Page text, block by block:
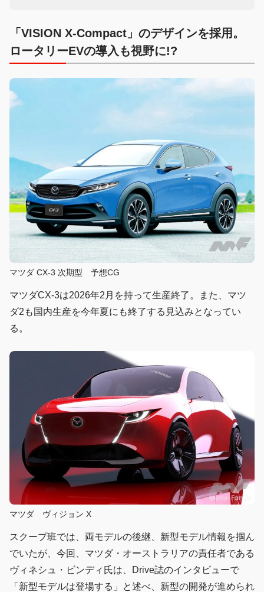
「VISION X-Compact」のデザインを採用。
ロータリーEVの導入も視野に!?
マツダ CX-3 次期型 予想CG
マツダCX-3は2026年2月を持って生産終了。また、マツ
ダ2も国内生産を今年夏にも終了する見込みとなってい
る。
マツダ ヴィジョン X
スクープ班では、両モデルの後継、新型モデル情報を掴ん
でいたが、今回、マツダ・オーストラリアの責任者である
ヴィネシュ・ビンディ氏は、Drive誌のインタビューで
「新型モデルは登場する」と述べ、新型の開発が進められ